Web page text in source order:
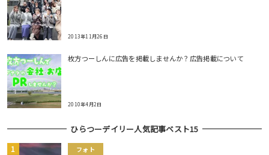
2013年11月26日
枚方つーしんに広告を掲載しませんか？広告掲載について
2010年4月2日
ひらつーデイリー人気記事ベスト15
フォト